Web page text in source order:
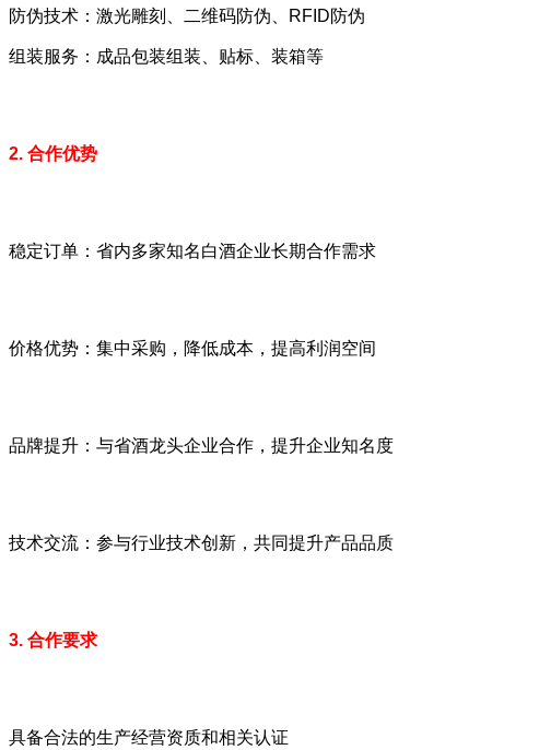
防伪技术：激光雕刻、二维码防伪、RFID防伪
组装服务：成品包装组装、贴标、装箱等
2. 合作优势
稳定订单：省内多家知名白酒企业长期合作需求
价格优势：集中采购，降低成本，提高利润空间
品牌提升：与省酒龙头企业合作，提升企业知名度
技术交流：参与行业技术创新，共同提升产品品质
3. 合作要求
具备合法的生产经营资质和相关认证